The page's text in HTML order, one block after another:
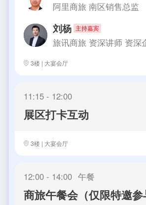
阿里商旅 南区销售总监
刘杨 主持嘉宾
旅讯商旅 资深讲师 资深
3楼 | 大宴会厅
11:15 - 12:00
展区打卡互动
3楼 | 大宴会厅
12:00 - 14:00 午餐
商旅午餐会（仅限特邀参